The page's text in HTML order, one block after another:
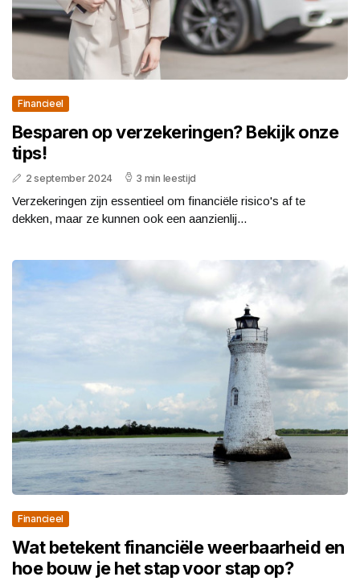
Financieel
Besparen op verzekeringen? Bekijk onze
tips!
2 september 2024 3 min leestijd
Verzekeringen zijn essentieel om financiële risico's af te
dekken, maar ze kunnen ook een aanzienlij...
Financieel
Wat betekent financiële weerbaarheid en
hoe bouw je het stap voor stap op?